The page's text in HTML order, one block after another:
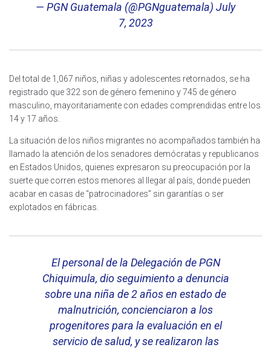
— PGN Guatemala (@PGNguatemala) July
7, 2023
Del total de 1,067 niños, niñas y adolescentes retornados, se ha
registrado que 322 son de género femenino y 745 de género
masculino, mayoritariamente con edades comprendidas entre los
14 y 17 años.
La situación de los niños migrantes no acompañados también ha
llamado la atención de los senadores demócratas y republicanos
en Estados Unidos, quienes expresaron su preocupación por la
suerte que corren estos menores al llegar al país, donde pueden
acabar en casas de “patrocinadores” sin garantías o ser
explotados en fábricas.
El personal de la Delegación de PGN
Chiquimula, dio seguimiento a denuncia
sobre una niña de 2 años en estado de
malnutrición, concienciaron a los
progenitores para la evaluación en el
servicio de salud, y se realizaron las